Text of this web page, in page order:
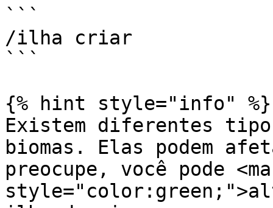
```
/ilha criar
```
{% hint style="info" %}
Existem diferentes
biomas. Elas podem
preocupe, você pode